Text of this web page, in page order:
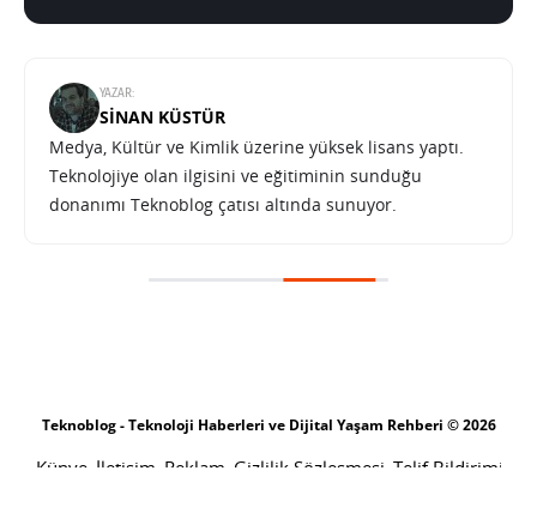
YAZAR:
SINAN KÜSTÜR
Medya, Kültür ve Kimlik üzerine yüksek lisans yaptı.
Teknolojiye olan ilgisini ve eğitiminin sunduğu
donanımı Teknoblog çatısı altında sunuyor.
Teknoblog - Teknoloji Haberleri ve Dijital Yaşam Rehberi © 2026
Künye İletişim Reklam Gizlilik Sözleşmesi Telif Bildirimi